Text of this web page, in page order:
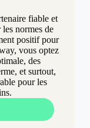
fiable et
normes de
positif pour
vous optez
des
et surtout,
pour les